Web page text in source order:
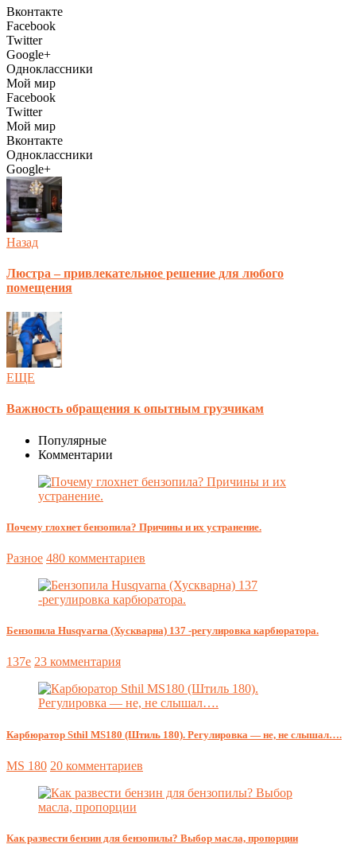
Вконтакте
Facebook
Twitter
Google+
Одноклассники
Мой мир
Facebook
Twitter
Мой мир
Вконтакте
Одноклассники
Google+
Назад
Люстра – привлекательное решение для любого
помещения
ЕЩЕ
Важность обращения к опытным грузчикам
Популярные
Комментарии
Почему глохнет бензопила? Причины и их устранение.
Разное 480 комментариев
Бензопила Husqvarna (Хускварна) 137 -регулировка карбюратора.
137e 23 комментария
Карбюратор Sthil MS180 (Штиль 180). Регулировка — не, не слышал….
MS 180 20 комментариев
Как развести бензин для бензопилы? Выбор масла, пропорции